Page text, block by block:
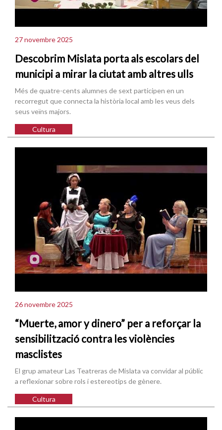
27 novembre 2025
Descobrim Mislata porta als escolars del
municipi a mirar la ciutat amb altres ulls
Més de quatre-cents alumnes de sext participen en un
recorregut que connecta la història local amb les veus dels
seus veïns majors.
Cultura
26 novembre 2025
“Muerte, amor y dinero” per a reforçar la
sensibilització contra les violències
masclistes
El grup amateur Las Teatreras de Mislata va convidar al públic
a reflexionar sobre rols i estereotips de gènere.
Cultura